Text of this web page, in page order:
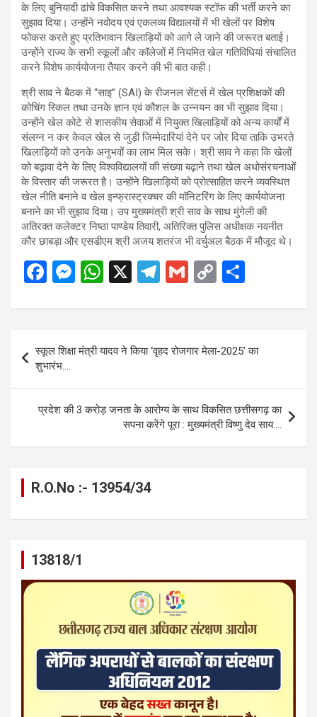
के लिए बुनियादी ढांचे विकसित करने तथा आवश्यक स्टॉफ की भर्ती करने का
सुझाव दिया। उन्होंने नवोदय एवं एकलव्य विद्यालयों में भी खेलों पर विशेष
फोकस करते हुए प्रतिभावान खिलाड़ियों को आगे ले जाने की जरूरत बताई।
उन्होंने राज्य के सभी स्कूलों और कॉलेजों में नियमित खेल गतिविधियां संचालित
करने विशेष कार्ययोजना तैयार करने की भी बात कही।
श्री साव ने बैठक में ‘‘साइ’’ (SAI) के रीजनल सेंटर्स में खेल प्रशिक्षकों की
कोचिंग स्किल तथा उनके ज्ञान एवं कौशल के उन्नयन का भी सुझाव दिया।
उन्होंने खेल कोटे से शासकीय सेवाओं में नियुक्त खिलाड़ियों को अन्य कार्यों में
संलग्न न कर केवल खेल से जुड़ी जिम्मेदारियां देने पर जोर दिया ताकि उभरते
खिलाड़ियों को उनके अनुभवों का लाभ मिल सके। श्री साव ने कहा कि खेलों
को बढ़ावा देने के लिए विश्वविद्यालयों की संख्या बढ़ाने तथा खेल अधोसंरचनाओं
के विस्तार की जरूरत है। उन्होंने खिलाड़ियों को प्रोत्साहित करने व्यवस्थित
खेल नीति बनाने व खेल इन्फ्रास्ट्रक्चर की मॉनिटरिंग के लिए कार्ययोजना
बनाने का भी सुझाव दिया। उप मुख्यमंत्री श्री साव के साथ मुंगेली की
अतिरक्त कलेक्टर निष्ठा पाण्डेय तिवारी, अतिरिक्त पुलिस अधीक्षक नवनीत
कौर छाबड़ा और एसडीएम श्री अजय शतरंज भी वर्चुअल बैठक में मौजूद थे।
F
ce
o
o
k
M
se
n
g
er
W
at
A
p
p
X
T
e
gr
a
m
G
ail
C
py
Li
n
k
ar
navigation
स्कूल शिक्षा मंत्री यादव ने किया ‘वृहद रोजगार मेला-2025’ का
शुभारंभ….
प्रदेश की 3 करोड़ जनता के आरोग्य के साथ विकसित छत्तीसगढ़ का
सपना करेंगे पूरा : मुख्यमंत्री विष्णु देव साय….
R.O.No :- 13954/34
13818/1